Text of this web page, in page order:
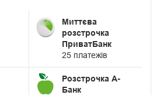
Миттєва
розстрочка
ПриватБанк
25 платежів
Розстрочка А-
Банк